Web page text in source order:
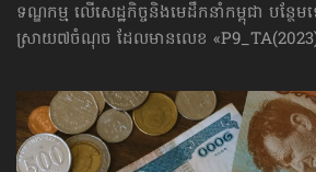
ទណ្ឌកម្ម លើសេដ្ឋកិច្ច​និងមេដឹកនាំកម្ពុជា បន្ថ
ស្រាយ៧ចំណុច ដែលមានលេខ